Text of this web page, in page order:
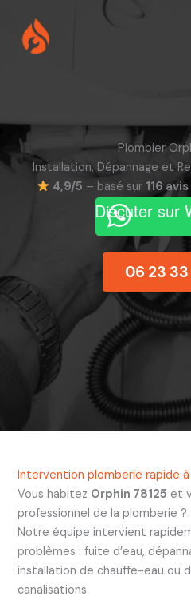
contenu
Plombier
Installation, Dépannage et
4,9/5 – basé sur 116
Discuter sur
06 23
Intervention plomberie rapide à
Vous habitez Orphin 78125 et
professionnel de la plomberie ?
Notre équipe intervient
problèmes : fuite d’eau,
installation de chauffe-eau ou
canalisations.